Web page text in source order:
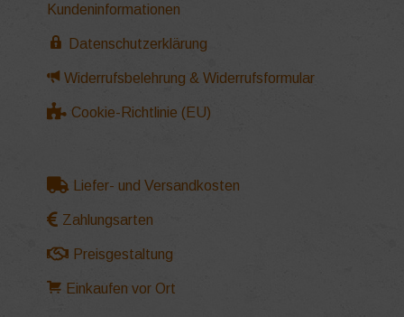
Kundeninformationen
Datenschutzerklärung
Widerrufsbelehrung & Widerrufsformular
Cookie-Richtlinie (EU)
Liefer- und Versandkosten
Zahlungsarten
Preisgestaltung
Einkaufen vor Ort